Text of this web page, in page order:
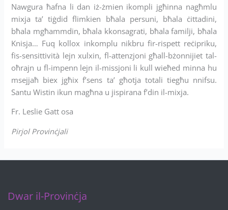
Nawgura ħafna li dan iż-żmien ikompli jgħinna nagħmlu
mixja ta’ tiġdid flimkien bħala persuni, bħala ċittadini,
bħala mgħammdin, bħala kkonsagrati, bħala familji, bħala
Knisja… Fuq kollox inkomplu nikbru fir-rispett reċipriku,
fis-sensittività lejn xulxin, fl-attenzjoni għall-bżonnijiet tal-
oħrajn u fl-impenn lejn il-missjoni li kull wieħed minna hu
msejjaħ biex jgħix f’sens ta’ għotja totali tiegħu nnifsu.
Santu Wistin ikun magħna u jispirana f’din il-mixja.
Fr. Leslie Gatt osa
Pirjol Provinċjali
Dwar il-Provinċja